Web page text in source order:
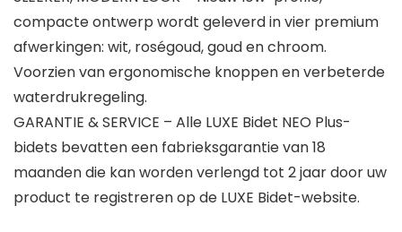
compacte ontwerp wordt geleverd in vier premium
afwerkingen: wit, roségoud, goud en chroom.
Voorzien van ergonomische knoppen en verbeterde
waterdrukregeling.
GARANTIE & SERVICE – Alle LUXE Bidet NEO Plus-
bidets bevatten een fabrieksgarantie van 18
maanden die kan worden verlengd tot 2 jaar door uw
product te registreren op de LUXE Bidet-website.